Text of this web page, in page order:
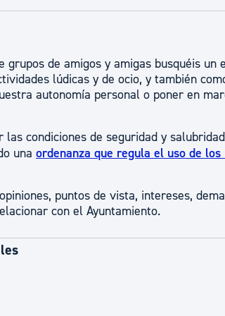
grupos de amigos y amigas busquéis
lúdicas y de ocio, y también
autonomía personal o poner en
condiciones de seguridad y
una ordenanza que regula el uso de
puntos de vista, intereses,
con el Ayuntamiento.